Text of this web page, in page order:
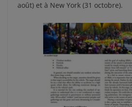
août) et à New York (31 octobre).